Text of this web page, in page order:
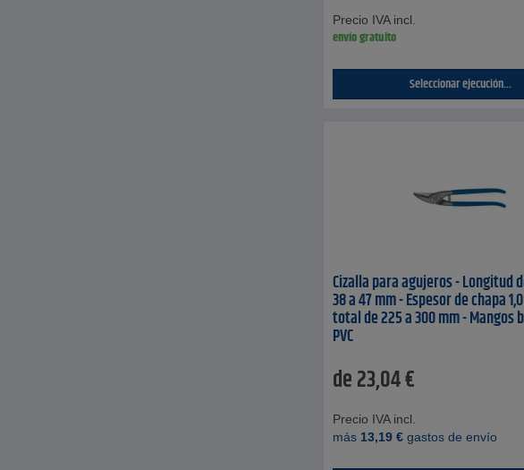
Precio IVA incl.
envío gratuito
Seleccionar ejecución...
Cizalla para agujeros - Longitud
38 a 47 mm - Espesor de chapa
total de 225 a 300 mm - Mangos
PVC
de23,04€
Precio IVA incl.
más 13,19 € gastos de envío